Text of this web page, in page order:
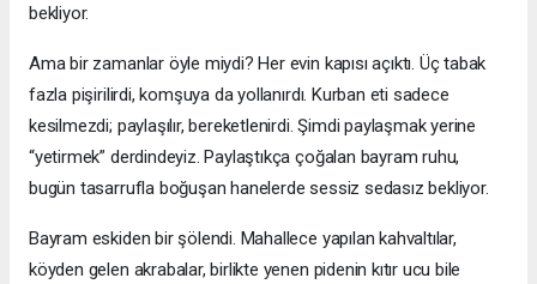
bekliyor.
Ama bir zamanlar öyle miydi? Her evin kapısı açıktı. Üç tabak
fazla pişirilirdi, komşuya da yollanırdı. Kurban eti sadece
kesilmezdi; paylaşılır, bereketlenirdi. Şimdi paylaşmak yerine
“yetirmek” derdindeyiz. Paylaştıkça çoğalan bayram ruhu,
bugün tasarrufla boğuşan hanelerde sessiz sedasız bekliyor.
Bayram eskiden bir şölendi. Mahallece yapılan kahvaltılar,
köyden gelen akrabalar, birlikte yenen pidenin kıtır ucu bile